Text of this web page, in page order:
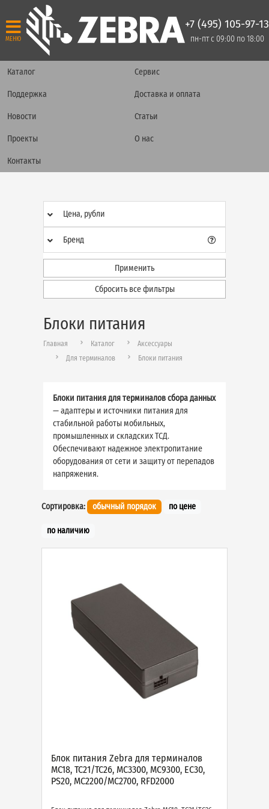
МЕНЮ
+7 (495) 105-97-13
пн-пт с 09:00 по 18:00
Каталог Сервис
Поддержка Доставка и оплата
Новости Статьи
Проекты О нас
Контакты
Цена, рубли
Бренд
Применить
Сбросить все фильтры
Блоки питания
Главная Каталог
Аксессуары
Для терминалов
Блоки питания
Блоки питания для терминалов сбора данных
— адаптеры и источники питания для
стабильной работы мобильных,
промышленных и складских ТСД.
Обеспечивают надежное электропитание
оборудования от сети и защиту от перепадов
напряжения.
Сортировка: обычный порядок по цене
по наличию
Блок питания Zebra для терминалов
MC18, TC21/TC26, MC3300, MC9300, EC30,
PS20, MC2200/MC2700, RFD2000